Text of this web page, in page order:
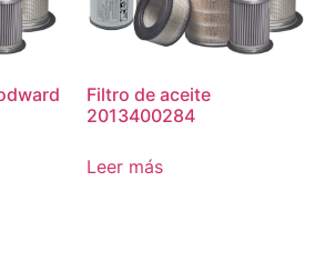
Filtro de aceite
2013400284
Leer más